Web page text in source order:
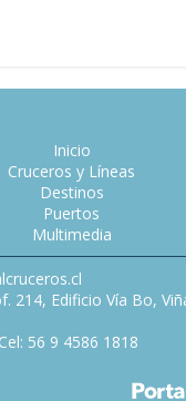
Inicio
Cruceros y Líneas
Destinos
Puertos
Multimedia
214, Edificio Vía Bo,
Cel: 56 9 4586 1818